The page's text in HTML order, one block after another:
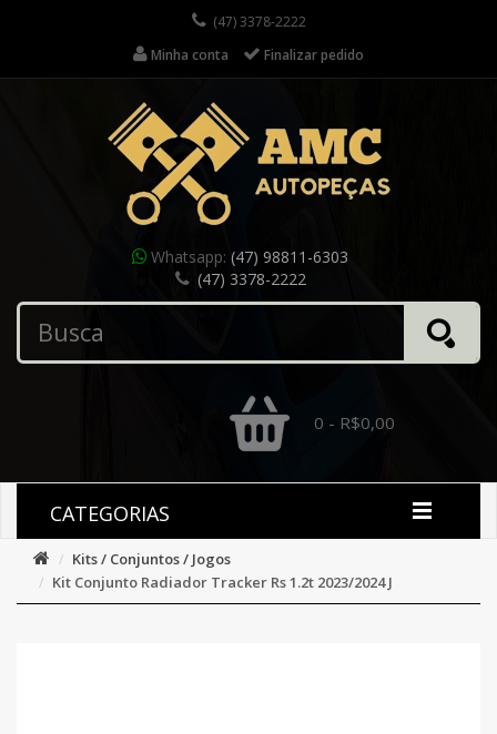
(47) 3378-2222
Minha conta
Finalizar pedido
Whatsapp: (47) 98811-6303
(47) 3378-2222
0 - R$0,00
CATEGORIAS
Kits / Conjuntos / Jogos
Kit Conjunto Radiador Tracker Rs 1.2t 2023/2024 J